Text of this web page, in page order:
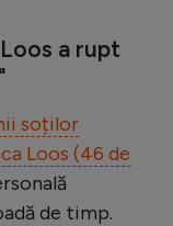
a rupt
soților
Loos (46 de
de timp.